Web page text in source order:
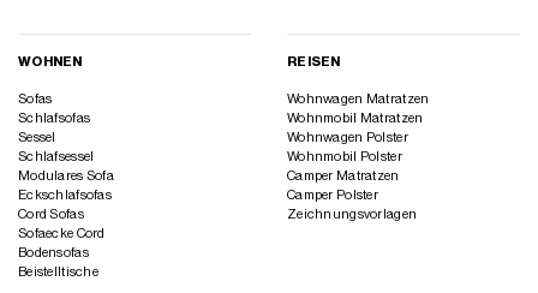
WOHNEN
Sofas
Schlafsofas
Sessel
Schlafsessel
Modulares Sofa
Eckschlafsofas
Cord Sofas
Sofaecke Cord
Bodensofas
Beistelltische
REISEN
Wohnwagen Matratzen
Wohnmobil Matratzen
Wohnwagen Polster
Wohnmobil Polster
Camper Matratzen
Camper Polster
Zeichnungsvorlagen